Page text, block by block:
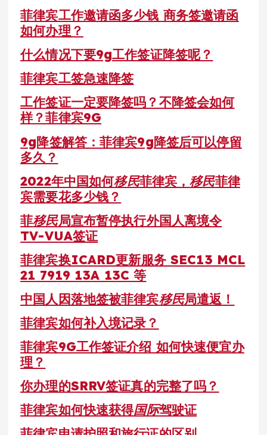
菲律宾工作邀请函多少钱 商务签邀请函
如何办理？
什么情况下要9g工作签证降签呢？
菲律宾工签急速降签
工作签证一定要降签吗？不降签会如何
样？菲律宾9G
9g降签解答：菲律宾9g降签后可以停留
多久？
2022年中国如何移民菲律宾，移民菲律
宾需要花多少钱？
菲移民局宣布暂停执行外国人离境令
TV-VUA签证
菲律宾换ICARD更新服务 SEC13 MCL
21 7919 13A 13C 等
中国人因落地签被菲律宾移民局遣返！
菲律宾如何补入境记录？
菲律宾9G工作签证介绍 如何快速便宜办
理？
你办理的SRRV签证真的完整了吗？
菲律宾如何快速获得国际驾驶证